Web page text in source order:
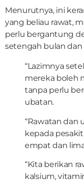
Menurutnya, ini
yang beliau rawat,
perlu bergantung
setengah bulan
“Lazimnya
mereka boleh
tanpa perlu
ubatan.
“Rawatan dan
kepada
empat dan
“Kita berikan
kalsium,